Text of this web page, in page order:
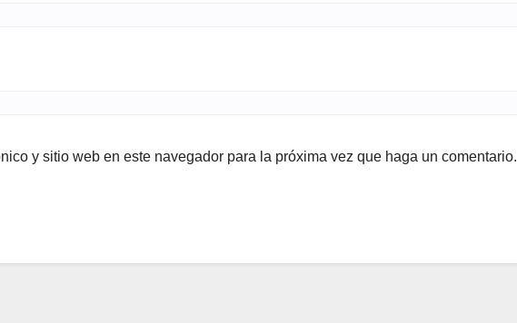
y sitio web en este navegador para la próxima vez que haga un comentario.